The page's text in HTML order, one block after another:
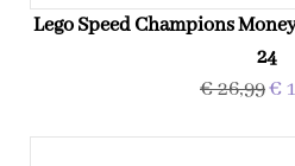
Lego Speed Champions
24
€ 26,99€